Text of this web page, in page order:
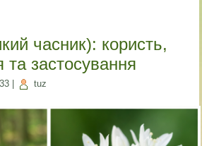
часник): користь,
застосування
tuz